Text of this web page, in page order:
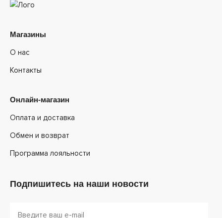
Магазины
О нас
Контакты
Онлайн-магазин
Оплата и доставка
Обмен и возврат
Программа лояльности
Подпишитесь на наши новости